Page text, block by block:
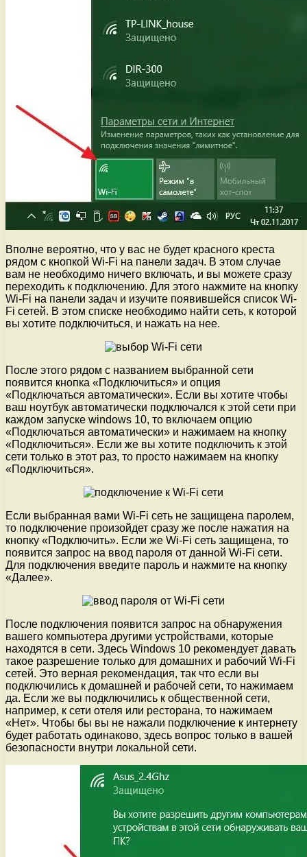
Вполне вероятно, что у вас не будет красного креста
рядом с кнопкой Wi-Fi на панели задач. В этом случае
вам не необходимо ничего включать, и вы можете сразу
переходить к подключению. Для этого нажмите на кнопку
Wi-Fi на панели задач и изучите появившейся список Wi-
Fi сетей. В этом списке необходимо найти сеть, к которой
вы хотите подключиться, и нажать на нее.
После этого рядом с названием выбранной сети
появится кнопка «Подключиться» и опция
«Подключаться автоматически». Если вы хотите чтобы
ваш ноутбук автоматически подключался к этой сети при
каждом запуске windows 10, то включаем опцию
«Подключаться автоматически» и нажимаем на кнопку
«Подключиться». Если же вы хотите подключить к этой
сети только в этот раз, то просто нажимаем на кнопку
«Подключиться».
Если выбранная вами Wi-Fi сеть не защищена паролем,
то подключение произойдет сразу же после нажатия на
кнопку «Подключить». Если же Wi-Fi сеть защищена, то
появится запрос на ввод пароля от данной Wi-Fi сети.
Для подключения введите пароль и нажмите на кнопку
«Далее».
После подключения появится запрос на обнаружения
вашего компьютера другими устройствами, которые
находятся в сети. Здесь Windows 10 рекомендует давать
такое разрешение только для домашних и рабочий Wi-Fi
сетей. Это верная рекомендация, так что если вы
подключились к домашней и рабочей сети, то нажимаем
да. Если же вы подключились к общественной сети,
например, к сети отеля или ресторана, то нажимаем
«Нет». Чтобы бы вы не нажали подключение к интернету
будет работать одинаково, здесь вопрос только в вашей
безопасности внутри локальной сети.